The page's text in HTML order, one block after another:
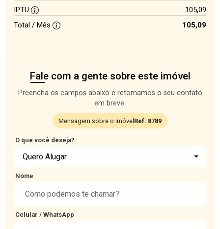
IPTU
105,09
Total / Mês
105,09
Fale com a gente sobre este imóvel
Preencha os campos abaixo e retornamos o seu contato
em breve.
Mensagem sobre o imóvel Ref. 8789
O que você deseja?
Quero Alugar
Nome
Celular / WhatsApp